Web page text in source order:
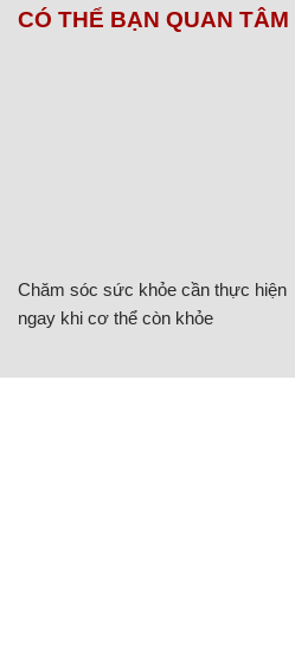
CÓ THỂ BẠN QUAN TÂM
Chăm sóc sức khỏe cần thực hiện
ngay khi cơ thể còn khỏe